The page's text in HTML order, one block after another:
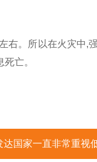
。所以在火灾中,强
亡。
达国家一直非常重视